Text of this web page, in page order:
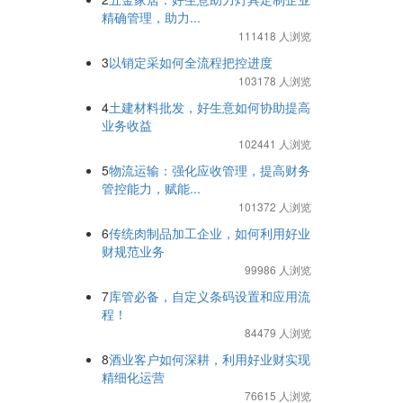
精确管理，助力...
111418 人浏览
3以销定采如何全流程把控进度
103178 人浏览
4土建材料批发，好生意如何协助提高
业务收益
102441 人浏览
5物流运输：强化应收管理，提高财务
管控能力，赋能...
101372 人浏览
6传统肉制品加工企业，如何利用好业
财规范业务
99986 人浏览
7库管必备，自定义条码设置和应用流
程！
84479 人浏览
8酒业客户如何深耕，利用好业财实现
精细化运营
76615 人浏览